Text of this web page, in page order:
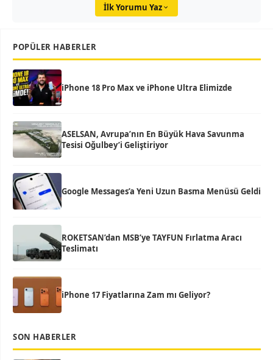
İlk Yorumu Yaz
POPÜLER HABERLER
iPhone 18 Pro Max ve iPhone Ultra Elimizde
ASELSAN, Avrupa’nın En Büyük Hava Savunma
Tesisi Oğulbey’i Geliştiriyor
Google Messages’a Yeni Uzun Basma Menüsü Geldi
ROKETSAN’dan MSB’ye TAYFUN Fırlatma Aracı
Teslimatı
iPhone 17 Fiyatlarına Zam mı Geliyor?
SON HABERLER